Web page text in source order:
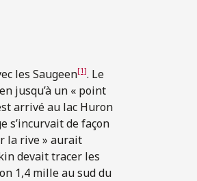
les Saugeen[1]. Le
jusqu’à un « point
arrivé au lac Huron
s’incurvait de façon
la rive » aurait
devait tracer les
1,4 mille au sud du